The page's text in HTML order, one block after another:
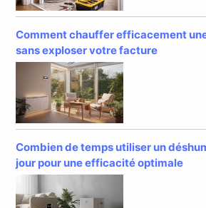
Comment chauffer efficacement
sans exploser votre facture
Combien de temps utiliser un
jour pour une efficacité optimale